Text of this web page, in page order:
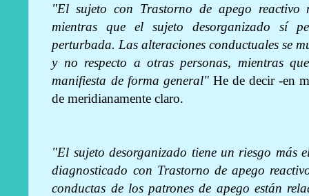
"El sujeto con Trastorno de apego
mientras que el sujeto desorganizado sí
perturbada. Las alteraciones conductuales se
y no respecto a otras personas, mientras
manifiesta de forma general"He de decir -en
de meridianamente claro.
"El sujeto desorganizado tiene un riesgo más
diagnosticado con Trastorno de apego
conductas de los patrones de apego están